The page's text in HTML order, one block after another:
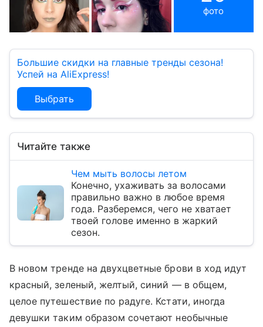
фото
Большие скидки на главные тренды сезона!
Успей на AliExpress!
Выбрать
Читайте также
Чем мыть волосы летом
Конечно, ухаживать за волосами
правильно важно в любое время
года. Разберемся, чего не хватает
твоей голове именно в жаркий
сезон.
В новом тренде на двухцветные брови в ход идут
красный, зеленый, желтый, синий — в общем,
целое путешествие по радуге. Кстати, иногда
девушки таким образом сочетают необычные